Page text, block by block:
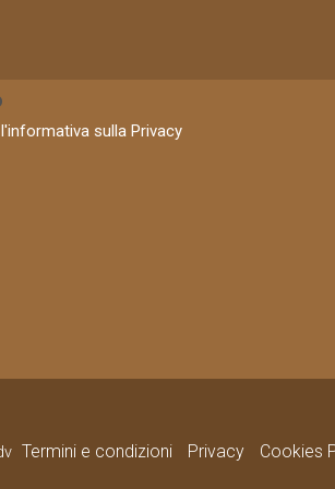
sulla Privacy
Termini e condizioni Privacy Cookies